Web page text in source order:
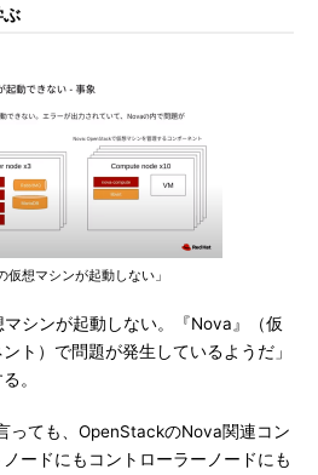
ぶ
想マシンが起動しない」
シンが起動しない。『Nova』（仮
ト）で問題が発生しているようだ」
。
ても、OpenStackのNova関連コン
ードにもコントローラーノードにも